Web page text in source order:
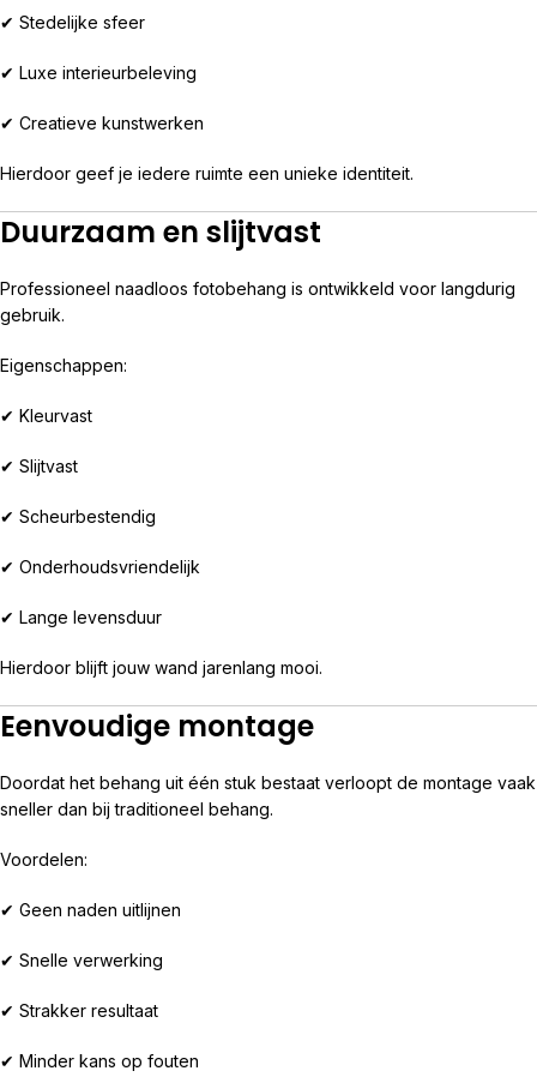
✔ Stedelijke sfeer
✔ Luxe interieurbeleving
✔ Creatieve kunstwerken
Hierdoor geef je iedere ruimte een unieke identiteit.
Duurzaam en slijtvast
Professioneel naadloos fotobehang is ontwikkeld voor langdurig
gebruik.
Eigenschappen:
✔ Kleurvast
✔ Slijtvast
✔ Scheurbestendig
✔ Onderhoudsvriendelijk
✔ Lange levensduur
Hierdoor blijft jouw wand jarenlang mooi.
Eenvoudige montage
Doordat het behang uit één stuk bestaat verloopt de montage vaak
sneller dan bij traditioneel behang.
Voordelen:
✔ Geen naden uitlijnen
✔ Snelle verwerking
✔ Strakker resultaat
✔ Minder kans op fouten